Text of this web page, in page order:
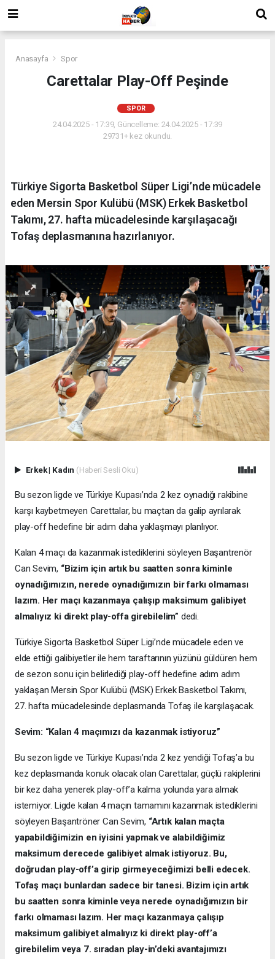
Anasayfa Spor
Carettalar Play-Off Peşinde
SPOR
24.04.2025 - 17:39, Güncelleme: 24.04.2025 - 17:39
29731+ kez okundu.
Türkiye Sigorta Basketbol Süper Ligi’nde mücadele
eden Mersin Spor Kulübü (MSK) Erkek Basketbol
Takımı, 27. hafta mücadelesinde karşılaşacağı
Tofaş deplasmanına hazırlanıyor.
Erkek| Kadın (Haberi Sesli Oku)
Bu sezon ligde ve Türkiye Kupası’nda 2 kez oynadığı rakibine
karşı kaybetmeyen Carettalar, bu maçtan da galip ayrılarak
play-off hedefine bir adım daha yaklaşmayı planlıyor.
Kalan 4 maçı da kazanmak istediklerini söyleyen Başantrenör
Can Sevim, “Bizim için artık bu saatten sonra kiminle
oynadığımızın, nerede oynadığımızın bir farkı olmaması
lazım. Her maçı kazanmaya çalışıp maksimum galibiyet
almalıyız ki direkt play-offa girebilelim” dedi.
Türkiye Sigorta Basketbol Süper Ligi’nde mücadele eden ve
elde ettiği galibiyetler ile hem taraftarının yüzünü güldüren hem
de sezon sonu için belirlediği play-off hedefine adım adım
yaklaşan Mersin Spor Kulübü (MSK) Erkek Basketbol Takımı,
27. hafta mücadelesinde deplasmanda Tofaş ile karşılaşacak.
Sevim: “Kalan 4 maçımızı da kazanmak istiyoruz”
Bu sezon ligde ve Türkiye Kupası’nda 2 kez yendiği Tofaş’a bu
kez deplasmanda konuk olacak olan Carettalar, güçlü rakiplerini
bir kez daha yenerek play-off’a kalma yolunda yara almak
istemiyor. Ligde kalan 4 maçın tamamını kazanmak istediklerini
söyleyen Başantröner Can Sevim, “Artık kalan maçta
yapabildiğimizin en iyisini yapmak ve alabildiğimiz
maksimum derecede galibiyet almak istiyoruz. Bu,
doğrudan play-off’a girip girmeyeceğimizi belli edecek.
Tofaş maçı bunlardan sadece bir tanesi. Bizim için artık
bu saatten sonra kiminle veya nerede oynadığımızın bir
farkı olmaması lazım. Her maçı kazanmaya çalışıp
maksimum galibiyet almalıyız ki direkt play-off’a
girebilelim veya 7. sıradan play-in’deki avantajımızı